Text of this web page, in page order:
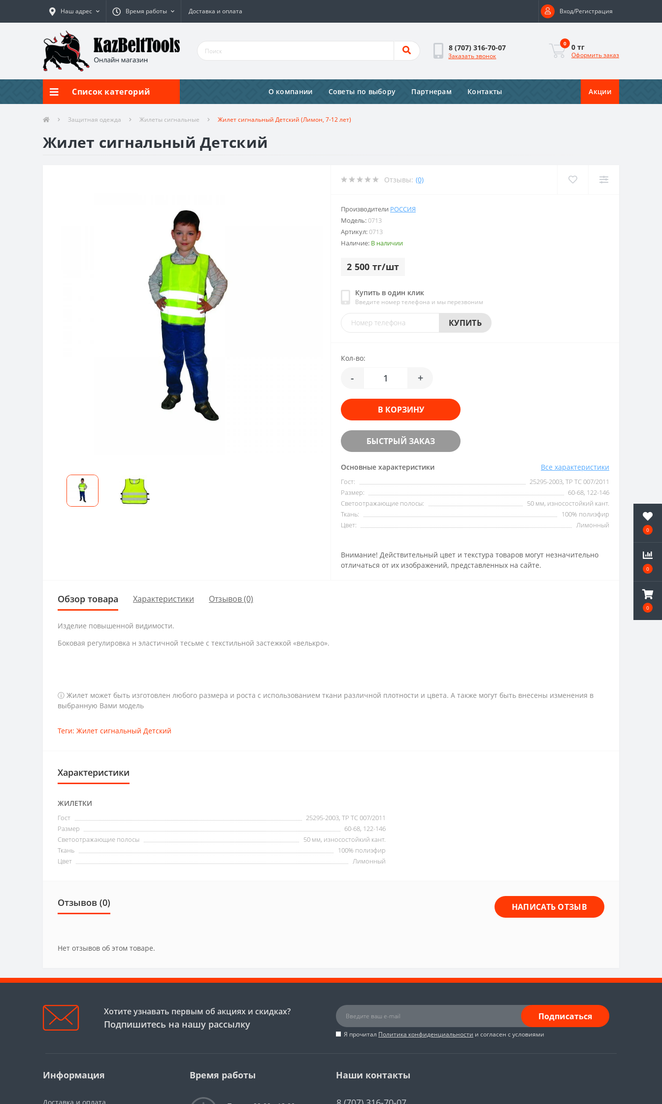
0
0
0
Наш адрес Время работы Доставка и оплата Вход/Регистрация
8 (707) 316-70-07
Заказать звонок
0 0 тг
Оформить заказ
Список категорий О компании Советы по выбору Партнерам Контакты Акции
Защитная одежда Жилеты сигнальные Жилет сигнальный Детский (Лимон, 7-12 лет)
Жилет сигнальный Детский
Отзывы: (0)
Производители РОССИЯ
Модель:0713
Артикул:0713
Наличие: В наличии
2 500 тг/шт
Купить в один клик
Введите номер телефона и мы перезвоним
КУПИТЬ
Кол-во:
- +
В КОРЗИНУ
БЫСТРЫЙ ЗАКАЗ
Основные характеристики Все характеристики
Гост:
25295-2003, ТР ТС 007/2011
Размер:
60-68, 122-146
Светоотражающие полосы:
50 мм, износостойкий кант.
Ткань:
100% полиэфир
Цвет:
Лимонный
Внимание! Действительный цвет и текстура товаров могут незначительно
отличаться от их изображений, представленных на сайте.
Обзор товара Характеристики Отзывов (0)
Изделие повышенной видимости.
Боковая регулировка н эластичной тесьме с текстильной застежкой «велькро».
ⓘ Жилет может быть изготовлен любого размера и роста с использованием ткани различной плотности и цвета. А также могут быть внесены изменения в
выбранную Вами модель
Теги: Жилет сигнальный Детский
Характеристики
ЖИЛЕТКИ
Гост
25295-2003, ТР ТС 007/2011
Размер
60-68, 122-146
Светоотражающие полосы
50 мм, износостойкий кант.
Ткань
100% полиэфир
Цвет
Лимонный
Отзывов (0) НАПИСАТЬ ОТЗЫВ
Нет отзывов об этом товаре.
Хотите узнавать первым об акциях и скидках?
Подпишитесь на нашу рассылку
Подписаться
Я прочитал Политика конфиденциальности и согласен с условиями
Информация Время работы Наши контакты